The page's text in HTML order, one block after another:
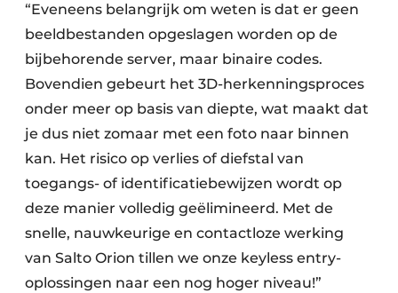
“Eveneens belangrijk om weten is dat er geen
beeldbestanden opgeslagen worden op de
bijbehorende server, maar binaire codes.
Bovendien gebeurt het 3D-herkenningsproces
onder meer op basis van diepte, wat maakt dat
je dus niet zomaar met een foto naar binnen
kan. Het risico op verlies of diefstal van
toegangs- of identificatiebewijzen wordt op
deze manier volledig geëlimineerd. Met de
snelle, nauwkeurige en contactloze werking
van Salto Orion tillen we onze keyless entry-
oplossingen naar een nog hoger niveau!”